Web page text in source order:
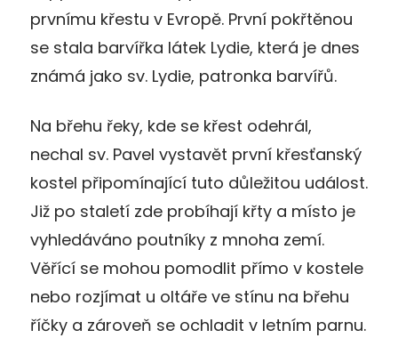
prvnímu křestu v Evropě. První pokřtěnou
se stala barvířka látek Lydie, která je dnes
známá jako sv. Lydie, patronka barvířů.
Na břehu řeky, kde se křest odehrál,
nechal sv. Pavel vystavět první křesťanský
kostel připomínající tuto důležitou událost.
Již po staletí zde probíhají křty a místo je
vyhledáváno poutníky z mnoha zemí.
Věřící se mohou pomodlit přímo v kostele
nebo rozjímat u oltáře ve stínu na břehu
říčky a zároveň se ochladit v letním parnu.